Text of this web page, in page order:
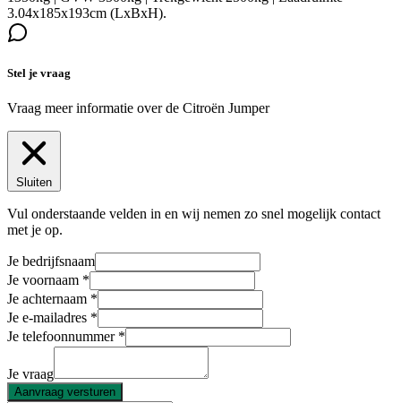
3.04x185x193cm (LxBxH).
Stel je vraag
Vraag meer informatie over de Citroën Jumper
Sluiten
Vul onderstaande velden in en wij nemen zo snel mogelijk contact
met je op.
Je bedrijfsnaam
Je voornaam
Je achternaam
Je e-mailadres
Je telefoonnummer
Je vraag
Aanvraag versturen